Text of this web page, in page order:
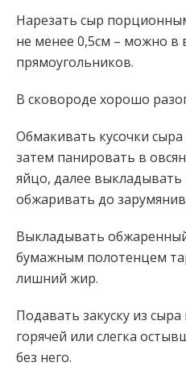
Нарезать сыр
не менее 0,5см – можно в
прямоугольников.
В сковороде хорошо
Обмакивать кусочки сыра
затем панировать в
яйцо, далее выкладывать
обжаривать до
Выкладывать
бумажным полотенцем
лишний жир.
Подавать закуску из
горячей или слегка
без него.